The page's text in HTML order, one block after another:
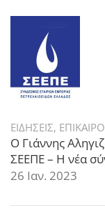
ΕΙΔΗΣΕΙΣ,
Ο Γιάννης
ΣΕΕΠΕ – Η νέα
26 Ιαν. 2023